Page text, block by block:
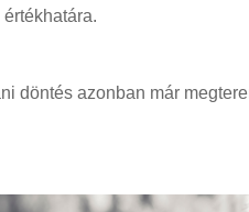
értékhatára.
döntés azonban már